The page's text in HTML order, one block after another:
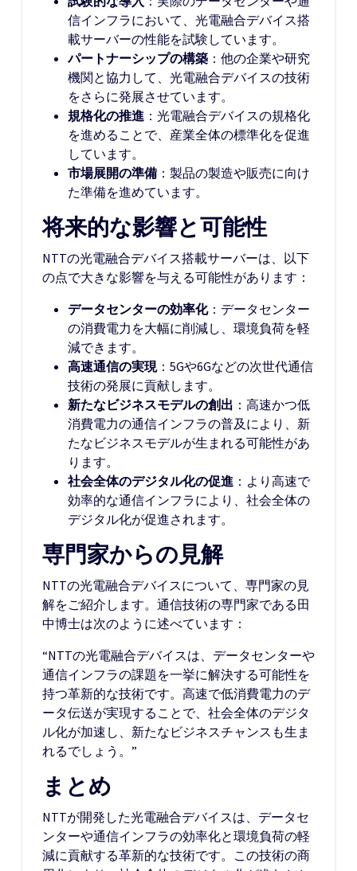
信インフラにおいて、光電融合デバイス搭
載サーバーの性能を試験しています。
パートナーシップの構築 ：他の企業や研究
機関と協力して、光電融合デバイスの技術
をさらに発展させています。
規格化の推進 ：光電融合デバイスの規格化
を進めることで、産業全体の標準化を促進
しています。
市場展開の準備 ：製品の製造や販売に向け
た準備を進めています。
将来的な影響と可能性
NTTの光電融合デバイス搭載サーバーは、以下
の点で大きな影響を与える可能性があります：
データセンターの効率化：データセンター
の消費電力を大幅に削減し、環境負荷を軽
減できます。
高速通信の実現：5Gや6Gなどの次世代通信
技術の発展に貢献します。
新たなビジネスモデルの創出 ：高速かつ低
消費電力の通信インフラの普及により、新
たなビジネスモデルが生まれる可能性があ
ります。
社会全体のデジタル化の促進 ：より高速で
効率的な通信インフラにより、社会全体の
デジタル化が促進されます。
専門家からの見解
NTTの光電融合デバイスについて、専門家の見
解をご紹介します。通信技術の専門家である田
中博士は次のように述べています：
“NTTの光電融合デバイスは、データセンターや
通信インフラの課題を一挙に解決する可能性を
持つ革新的な技術です。高速で低消費電力のデ
ータ伝送が実現することで、社会全体のデジタ
ル化が加速し、新たなビジネスチャンスも生ま
れるでしょう。”
まとめ
NTTが開発した光電融合デバイスは、データセ
ンターや通信インフラの効率化と環境負荷の軽
減に貢献する革新的な技術です。この技術の商